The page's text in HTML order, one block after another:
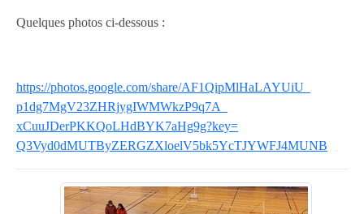
Quelques photos ci-dessous :
https://photos.google.com/share/AF1QipMlHaLAYUiU_
p1dg7MgV23ZHRjygIWMWkzP9q7A_
xCuuJDerPKKQoLHdBYK7aHg9g?key=
Q3Vyd0dMUTByZERGZXloelV5bk5YcTJYWFJ4MUNB